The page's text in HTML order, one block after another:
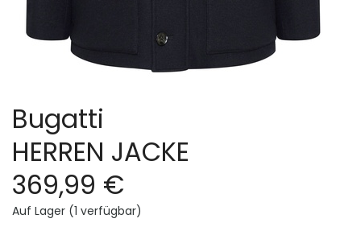
Bugatti
HERREN JACKE
369,99 €
Auf Lager (1 verfügbar)